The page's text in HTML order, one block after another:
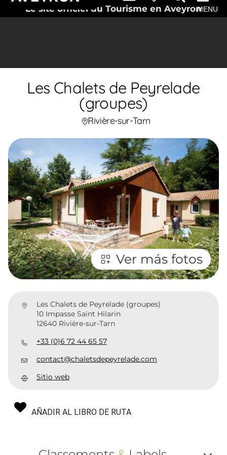
Le site officiel du Tourisme en AveyronMENU
Les Chalets de Peyrelade
(groupes)
Rivière-sur-Tarn
Ver más fotos
Les Chalets de Peyrelade (groupes)
10 Impasse Saint Hilarin
12640 Rivière-sur-Tarn
+33 (0)6 72 44 65 57
contact@chaletsdepeyrelade.com
Sitio web
AÑADIR AL LIBRO DE RUTA